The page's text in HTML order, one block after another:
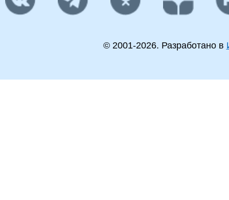
© 2001-2026. Разработано в